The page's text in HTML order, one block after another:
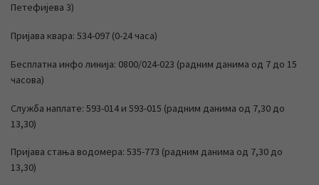
Петефијева 3)
Пријава квара: 534-097 (0-24 часа)
Бесплатна инфо линија: 0800/024-023 (радним данима од 7 до 15
часова)
Служба наплате: 593-014 и 593-015 (радним данима од 7,30 до
13,30)
Пријава стања водомера: 535-773 (радним данима од 7,30 до
13,30)